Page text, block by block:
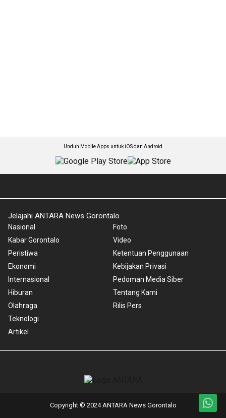
Unduh Mobile Apps untuk iOS dan Android
Jelajahi ANTARA News Gorontalo
Nasional
Kabar Gorontalo
Peristiwa
Ekonomi
Internasional
Hiburan
Olahraga
Teknologi
Artikel
Foto
Video
Ketentuan Penggunaan
Kebijakan Privasi
Pedoman Media Siber
Tentang Kami
Rilis Pers
Copyright © 2024 ANTARA News Gorontalo